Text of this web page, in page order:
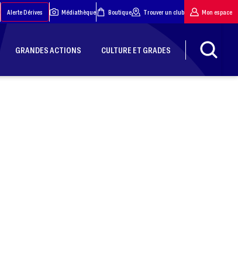
Alerte Dérives Médiathèque Boutique Trouver un club Mon espace
GRANDES ACTIONS CULTURE ET GRADES